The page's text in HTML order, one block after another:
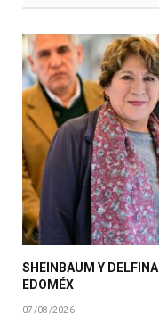
SHEINBAUM Y
EDOMÉX
07/08/2026